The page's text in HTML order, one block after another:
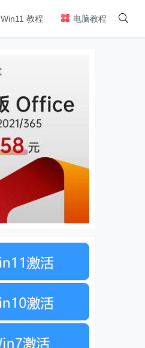
Win11 教程 电脑教程